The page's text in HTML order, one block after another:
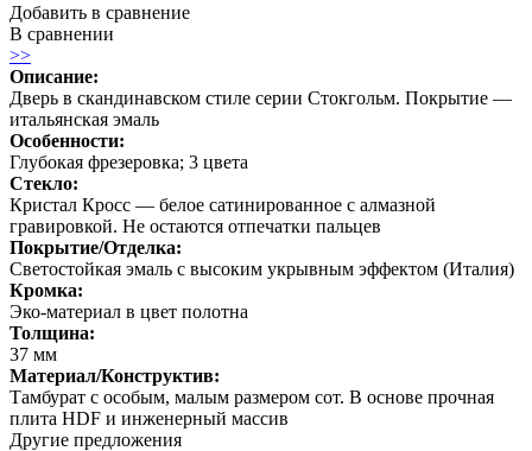
Добавить в сравнение
В сравнении
>>
Описание:
Дверь в скандинавском стиле серии Стокгольм. Покрытие —
итальянская эмаль
Особенности:
Глубокая фрезеровка; 3 цвета
Стекло:
Кристал Кросс — белое сатинированное с алмазной
гравировкой. Не остаются отпечатки пальцев
Покрытие/Отделка:
Светостойкая эмаль с высоким укрывным эффектом (Италия)
Кромка:
Эко-материал в цвет полотна
Толщина:
37 мм
Материал/Конструктив:
Тамбурат с особым, малым размером сот. В основе прочная
плита HDF и инженерный массив
Другие предложения